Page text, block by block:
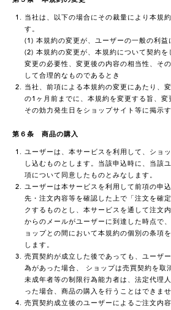
当社は、以下の場合にその裁量により本規
す。
(1) 本規約の変更が、ユーザーの一般の利益
(2) 本規約の変更が、本規約について契約を
変更の必要性、変更後の内容の相当性、そ
して合理的なものであるとき
当社、前項による本規約の変更にあたり、
の1ヶ月前までに、本規約を変更する旨、
その効力発生日をショップサイト等に掲示
第６条 商品の購入
ユーザーは、本サービスを利用して、ショ
し込むものとします。当該申込時に、当該
項について同意したものとみなします。
ユーザーは本サービスを利用して前項の申
先・注文内容等を確認した上で「注文を確
クするものとし、本サービスを通して注文
からのメールがユーザーに到達した時点で
ョップとの間において本規約の個別の条項
します。
売買契約が成立した後であっても、ユーザ
為があった場合、 ショップは売買契約を取
未成年者等の制限行為能力者は、法定代理
った場合、商品の購入を行うことはできませ
売買契約成立後のユーザーによるご注文内